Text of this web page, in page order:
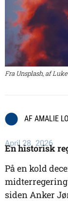
Fra Unsplash, af
AF AMALIE
April 28, 2026
En historisk
På en kold
siden Anker